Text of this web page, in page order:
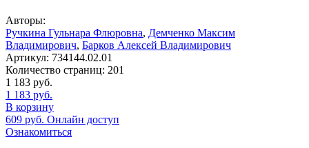
Авторы:
Ручкина Гульнара Флюровна, Демченко Максим
Владимирович, Барков Алексей Владимирович
Артикул: 734144.02.01
Количество страниц: 201
1 183 руб.
1 183 руб.
В корзину
609 руб. Онлайн доступ
Ознакомиться